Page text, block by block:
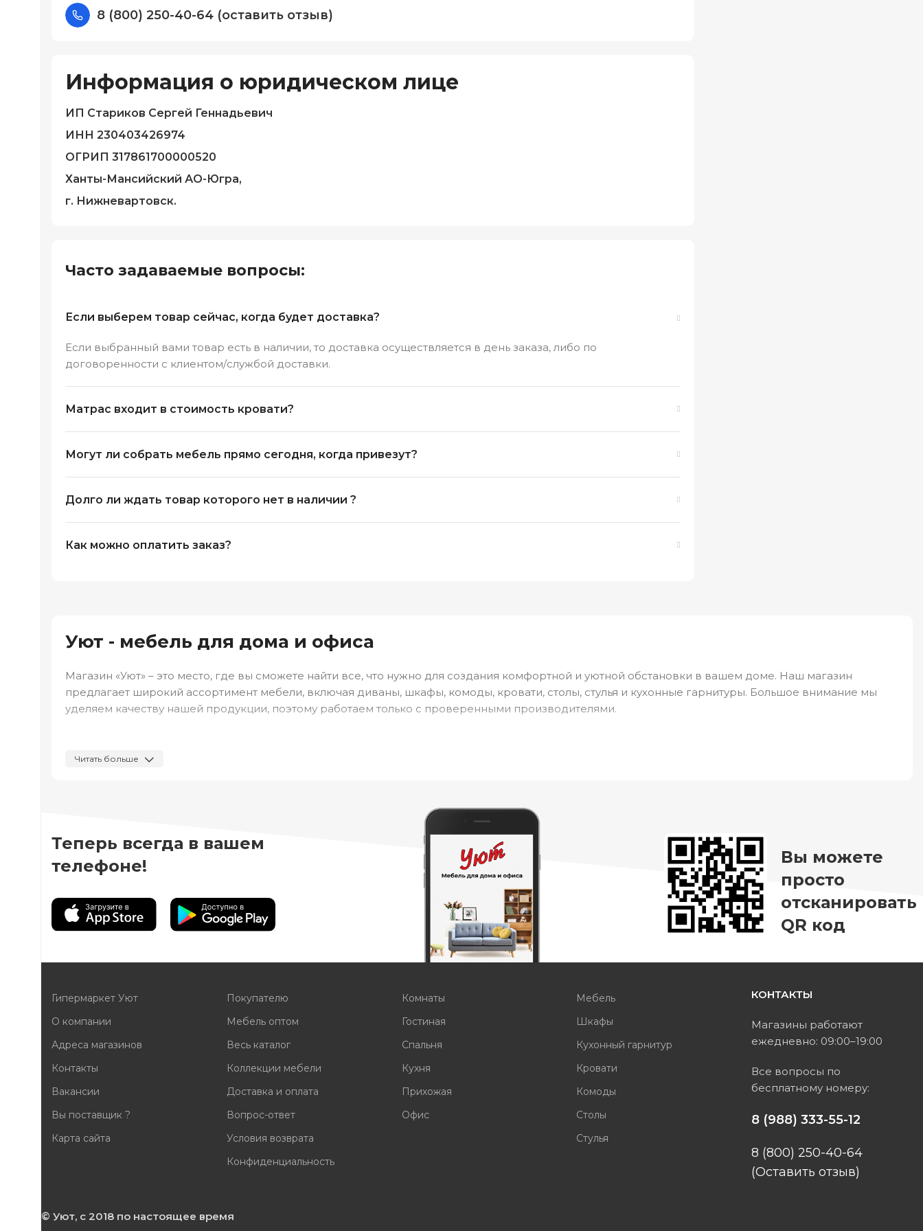
8 (800) 250-40-64 (оставить отзыв)
Информация о юридическом лице
ИП Стариков Сергей Геннадьевич
ИНН 230403426974
ОГРИП 317861700000520
Ханты-Мансийский АО-Югра,
г. Нижневартовск.
Часто задаваемые вопросы:
Если выберем товар сейчас, когда будет доставка?
Если выбранный вами товар есть в наличии, то доставка осуществляется в день заказа, либо по
договоренности с клиентом/службой доставки.
Матрас входит в стоимость кровати?
Могут ли собрать мебель прямо сегодня, когда привезут?
Долго ли ждать товар которого нет в наличии ?
Как можно оплатить заказ?
Уют - мебель для дома и офиса
Магазин «Уют» – это место, где вы сможете найти все, что нужно для создания комфортной и уютной обстановки в вашем доме. Наш магазин
предлагает широкий ассортимент мебели, включая диваны, шкафы, комоды, кровати, столы, стулья и кухонные гарнитуры. Большое внимание мы
уделяем качеству нашей продукции, поэтому работаем только с проверенными производителями.
соответствовать их требованиям и желаниям. Мы уверены, что наша мебель поможет создать теплую атмосферу в вашем доме и принесет много
Читать больше
Теперь всегда в вашем
телефоне!
Вы можете
просто
отсканировать
QR код
Гипермаркет Уют
О компании
Адреса магазинов
Контакты
Вакансии
Вы поставщик ?
Карта сайта
Покупателю
Мебель оптом
Весь каталог
Коллекции мебели
Доставка и оплата
Вопрос-ответ
Условия возврата
Конфиденциальность
Комнаты
Гостиная
Спальня
Кухня
Прихожая
Офис
Мебель
Шкафы
Кухонный гарнитур
Кровати
Комоды
Столы
Стулья
КОНТАКТЫ
Магазины работают
ежедневно: 09:00–19:00
Все вопросы по
бесплатному номеру:
8 (988) 333-55-12
8 (800) 250-40-64
(Оставить отзыв)
© Уют, с 2018 по настоящее время